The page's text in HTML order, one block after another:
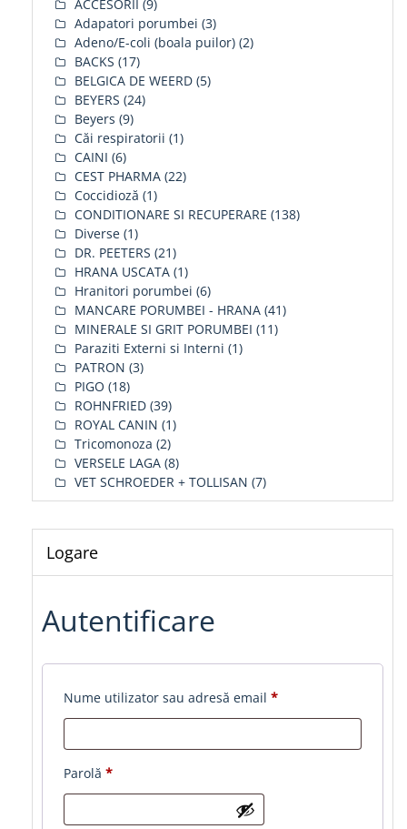
ACCESORII (9)
Adapatori porumbei (3)
Adeno/E-coli (boala puilor) (2)
BACKS (17)
BELGICA DE WEERD (5)
BEYERS (24)
Beyers (9)
Căi respiratorii (1)
CAINI (6)
CEST PHARMA (22)
Coccidioză (1)
CONDITIONARE SI RECUPERARE (138)
Diverse (1)
DR. PEETERS (21)
HRANA USCATA (1)
Hranitori porumbei (6)
MANCARE PORUMBEI - HRANA (41)
MINERALE SI GRIT PORUMBEI (11)
Paraziti Externi si Interni (1)
PATRON (3)
PIGO (18)
ROHNFRIED (39)
ROYAL CANIN (1)
Tricomonoza (2)
VERSELE LAGA (8)
VET SCHROEDER + TOLLISAN (7)
Logare
Autentificare
Nume utilizator sau adresă email *Obligatoriu
Parolă *Obligatoriu